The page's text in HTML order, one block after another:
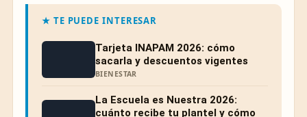
★ TE PUEDE INTERESAR
Tarjeta INAPAM 2026: cómo
sacarla y descuentos vigentes
BIENESTAR
La Escuela es Nuestra 2026:
cuánto recibe tu plantel y cómo